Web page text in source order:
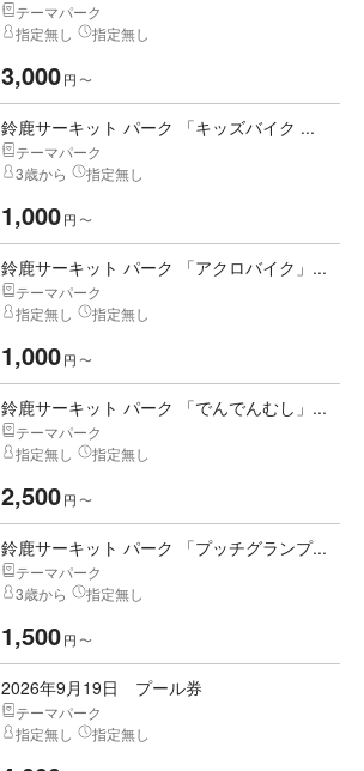
テーマパーク
指定無し
指定無し
3,000円 〜
鈴鹿サーキット パーク 「キッズバイク ...
テーマパーク
3歳から
指定無し
1,000円 〜
鈴鹿サーキット パーク 「アクロバイク」...
テーマパーク
指定無し
指定無し
1,000円 〜
鈴鹿サーキット パーク 「でんでんむし」...
テーマパーク
指定無し
指定無し
2,500円 〜
鈴鹿サーキット パーク 「プッチグランプ...
テーマパーク
3歳から
指定無し
1,500円 〜
2026年9月19日 プール券
テーマパーク
指定無し
指定無し